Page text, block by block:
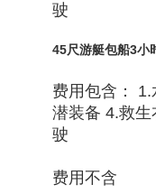
驶
45尺游艇包船3小
费用包含：
潜装备 4.救
驶
费用不含